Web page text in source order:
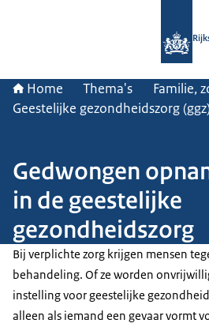
Home Thema's
Familie,
Geestelijke gezondheidszorg
Gedwongen
in de geestelijke
gezondheidszorg
Bij verplichte zorg krijgen mensen
behandeling. Of ze worden
instelling voor geestelijke
alleen als iemand een gevaar vormt